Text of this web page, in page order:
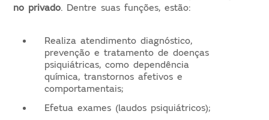
no privado. Dentre suas funções, estão:
Realiza atendimento diagnóstico,
prevenção e tratamento de doenças
psiquiátricas, como dependência
química, transtornos afetivos e
comportamentais;
Efetua exames (laudos psiquiátricos);